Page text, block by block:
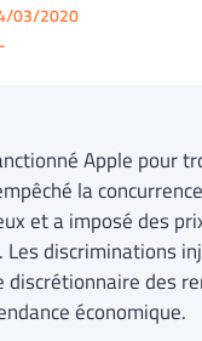
03/2020
Apple pour
la
et a imposé des
discriminations
des
économique.